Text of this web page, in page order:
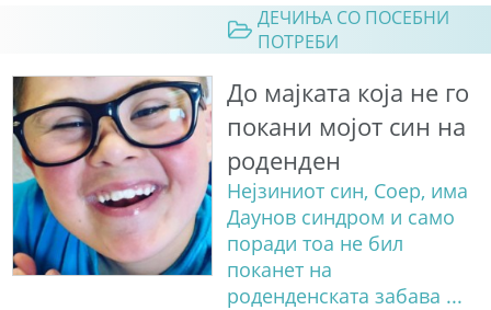
ДЕЧИЊА СО ПОСЕБНИ
ПОТРЕБИ
До мајката која не го
покани мојот син на
роденден
Нејзиниот син, Соер, има
Даунов синдром и само
поради тоа не бил
поканет на
роденденската забава ...